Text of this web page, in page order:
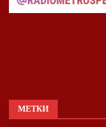
МЕТКИ